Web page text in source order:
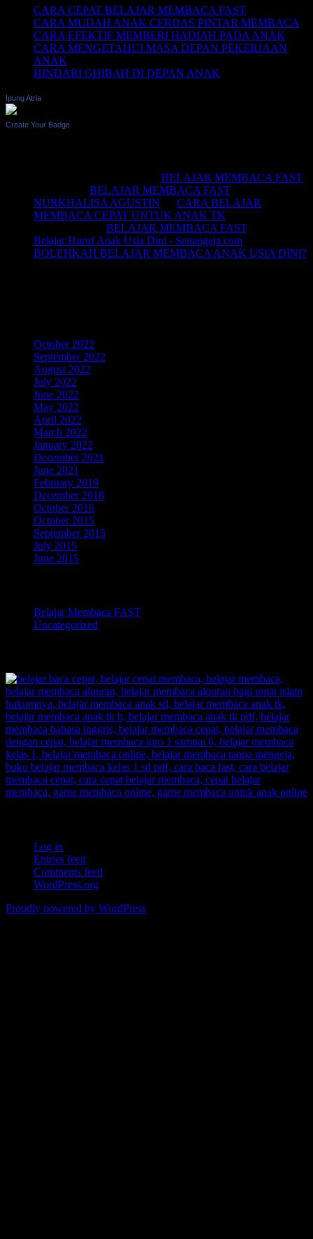
CARA CEPAT BELAJAR MEMBACA FAST
CARA MUDAH ANAK CERDAS PINTAR MEMBACA
CARA EFEKTIF MEMBERI HADIAH PADA ANAK
CARA MENGETAHUI MASA DEPAN PEKERJAAN
ANAK
HINDARI GHIBAH DI DEPAN ANAK
Ipung Atria
Create Your Badge
BELAJAR MEMBACA FAST
BELAJAR MEMBACA FAST
NURKHALISA AGUSTIN
CARA BELAJAR
MEMBACA CEPAT UNTUK ANAK TK
BELAJAR MEMBACA FAST
Belajar Huruf Anak Usia Dini - Senangaja.com
BOLEHKAH BELAJAR MEMBACA ANAK USIA DINI?
October 2022
September 2022
August 2022
July 2022
June 2022
May 2022
April 2022
March 2022
January 2022
December 2021
June 2021
February 2019
December 2018
October 2016
October 2015
September 2015
July 2015
June 2015
Belajar Membaca FAST
Uncategorized
Log in
Entries feed
Comments feed
WordPress.org
Proudly powered by WordPress